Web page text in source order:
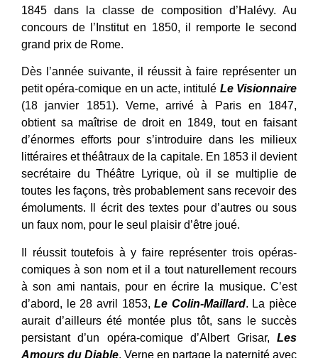
1845 dans la classe de composition d’Halévy. Au
concours de l’Institut en 1850, il remporte le second
grand prix de Rome.
Dès l’année suivante, il réussit à faire représenter un
petit opéra-comique en un acte, intitulé Le Visionnaire
(18 janvier 1851). Verne, arrivé à Paris en 1847,
obtient sa maîtrise de droit en 1849, tout en faisant
d’énormes efforts pour s’introduire dans les milieux
littéraires et théâtraux de la capitale. En 1853 il devient
secrétaire du Théâtre Lyrique, où il se multiplie de
toutes les façons, très probablement sans recevoir des
émoluments. Il écrit des textes pour d’autres ou sous
un faux nom, pour le seul plaisir d’être joué.
Il réussit toutefois à y faire représenter trois opéras-
comiques à son nom et il a tout naturellement recours
à son ami nantais, pour en écrire la musique. C’est
d’abord, le 28 avril 1853,Le Colin-Maillard. La pièce
aurait d’ailleurs été montée plus tôt, sans le succès
persistant d’un opéra-comique d’Albert Grisar, Les
Amours du Diable. Verne en partage la paternité avec